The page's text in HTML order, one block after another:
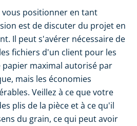
vous positionner en tant
est de discuter du projet en
Il peut s'avérer nécessaire de
fichiers d'un client pour les
maximal autorisé par
mais les économies
Veillez à ce que votre
plis de la pièce et à ce qu'il
du grain, ce qui peut avoir